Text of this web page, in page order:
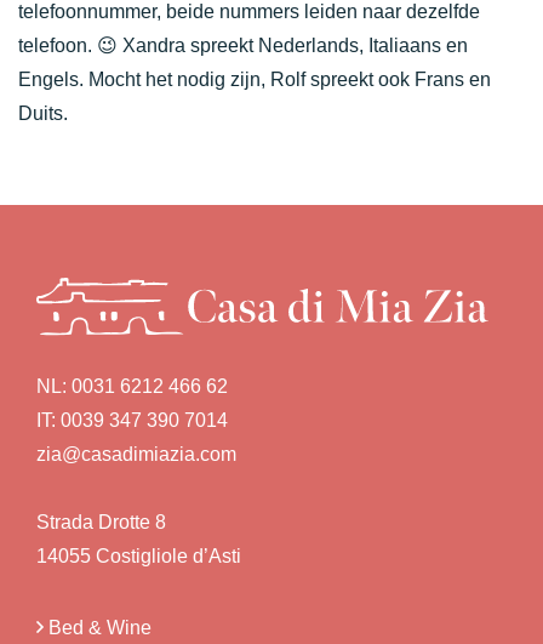
telefoonnummer, beide nummers leiden naar dezelfde
telefoon. 😉 Xandra spreekt Nederlands, Italiaans en
Engels. Mocht het nodig zijn, Rolf spreekt ook Frans en
Duits.
NL: 0031 6212 466 62
IT: 0039 347 390 7014
zia@casadimiazia.com
Strada Drotte 8
14055 Costigliole d’Asti
Bed & Wine